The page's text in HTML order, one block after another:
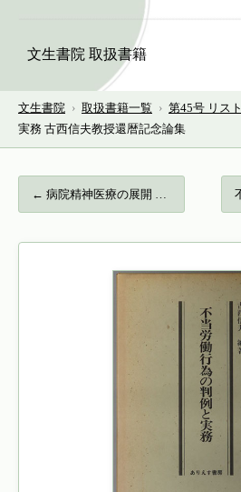
文生書院 取扱書籍
文生書院 › 取扱書籍一覧 › 第45号 リスト
実務 古西信夫教授還暦記念論集
← 病院精神医療の展開 コミュニティ・ケアに…